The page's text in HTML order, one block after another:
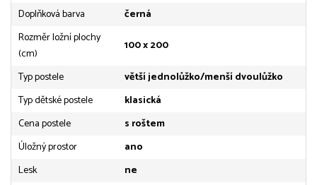
Doplňková barva
černá
Rozměr ložní plochy
(cm)
100 x 200
Typ postele
větší jednolůžko/menší dvoulůžko
Typ dětské postele
klasická
Cena postele
s roštem
Úložný prostor
ano
Lesk
ne